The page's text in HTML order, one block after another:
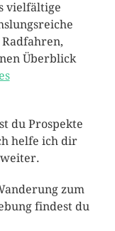
vielfältige
Überblick
du Prospekte
helfe ich dir
zum
findest du